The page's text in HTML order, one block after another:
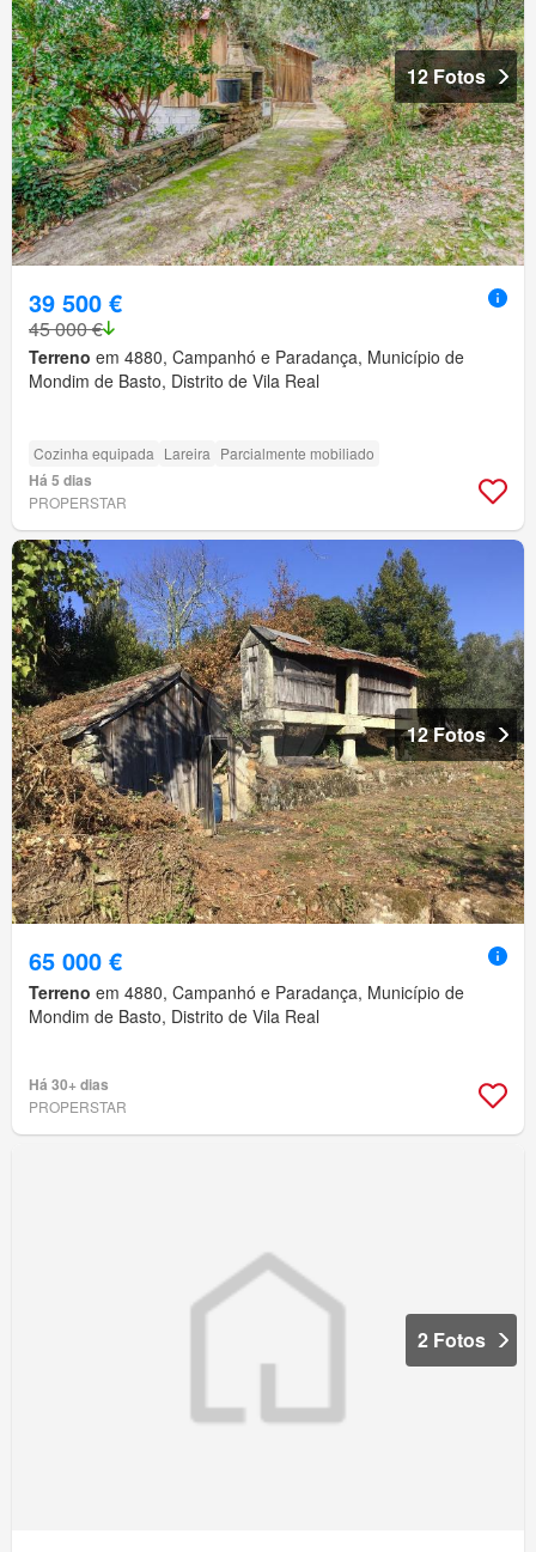
12 Fotos
39 500 €
45 000 €
Terreno em 4880, Campanhó e Paradança, Município de
Mondim de Basto, Distrito de Vila Real
Cozinha equipada Lareira Parcialmente mobiliado
Há 5 dias
PROPERSTAR
12 Fotos
65 000 €
Terreno em 4880, Campanhó e Paradança, Município de
Mondim de Basto, Distrito de Vila Real
Há 30+ dias
PROPERSTAR
2 Fotos